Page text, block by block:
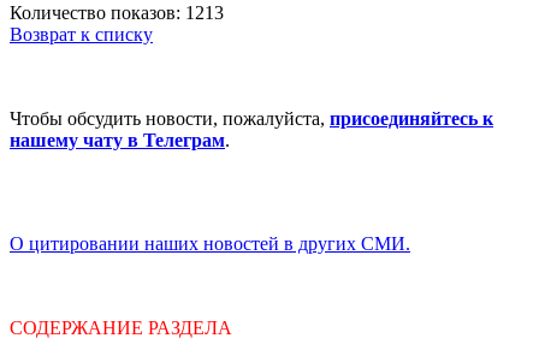
Количество показов: 1213
Возврат к списку
Чтобы обсудить новости, пожалуйста, присоединяйтесь к
нашему чату в Телеграм.
О цитировании наших новостей в других СМИ.
СОДЕРЖАНИЕ РАЗДЕЛА